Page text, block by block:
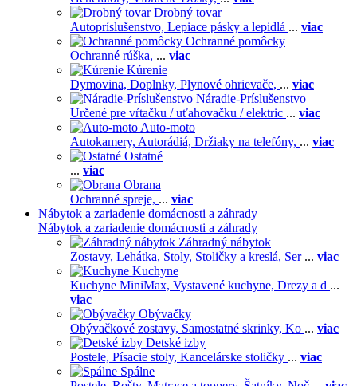
Drobný tovar
Autopríslušenstvo, Lepiace pásky a lepidlá ... viac
Ochranné pomôcky
Ochranné rúška, ... viac
Kúrenie
Dymovina, Doplnky, Plynové ohrievače, ... viac
Náradie-Príslušenstvo
Určené pre vŕtačku / uťahovačku / elektric ... viac
Auto-moto
Autokamery, Autorádiá, Držiaky na telefóny, ... viac
Ostatné
... viac
Obrana
Ochranné spreje, ... viac
Nábytok a zariadenie domácnosti a záhrady
Nábytok a zariadenie domácnosti a záhrady
Záhradný nábytok
Zostavy, Lehátka, Stoly, Stoličky a kreslá, Ser ... viac
Kuchyne
Kuchyne MiniMax, Vystavené kuchyne, Drezy a d ...
viac
Obývačky
Obývačkové zostavy, Samostatné skrinky, Ko ... viac
Detské izby
Postele, Písacie stoly, Kancelárske stoličky ... viac
Spálne